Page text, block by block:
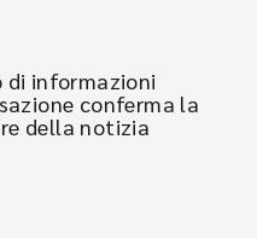
di informazioni
conferma la
della notizia